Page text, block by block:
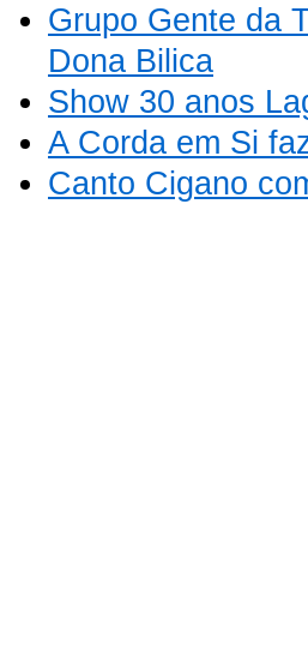
Grupo Gente da
Dona Bilica
Show 30 anos
A Corda em Si
Canto Cigano